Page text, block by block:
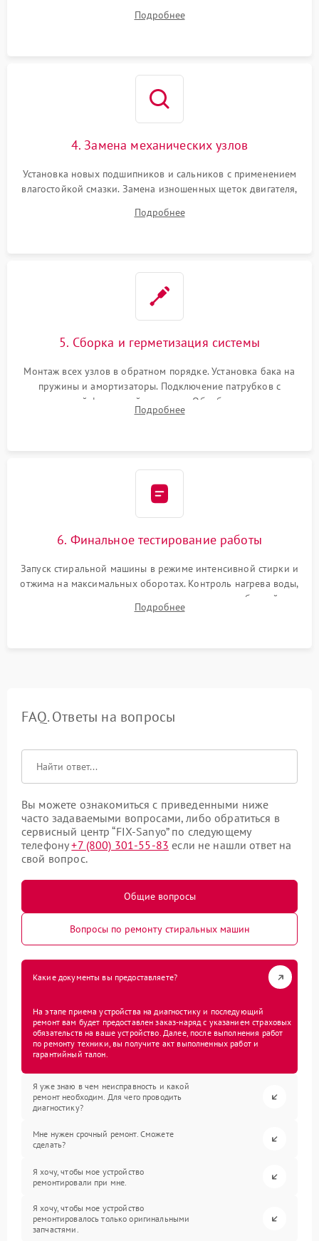
Восстановление целостности проводки и контактов.
Подробнее
4. Замена механических узлов
Установка новых подшипников и сальников с применением
влагостойкой смазки. Замена изношенных щеток двигателя,
или поврежденной резиновой манжеты.
Подробнее
5. Сборка и герметизация системы
Монтаж всех узлов в обратном порядке. Установка бака на
пружины и амортизаторы. Подключение патрубков с
надежной фиксацией хомутами. Обработка стыков
герметиком для предотвращения возможных протечек воды.
Подробнее
6. Финальное тестирование работы
Запуск стиральной машины в режиме интенсивной стирки и
отжима на максимальных оборотах. Контроль нагрева воды,
корректности слива, отсутствия излишних вибраций,
посторонних стуков и протечек под корпусом.
Подробнее
FAQ. Ответы на вопросы
Вы можете ознакомиться с приведенными ниже
часто задаваемыми вопросами, либо обратиться в
сервисный центр “FIX-Sanyo” по следующему
телефону+7 (800) 301-55-83 если не нашли ответ на
свой вопрос.
Общие вопросы
Вопросы по ремонту стиральных машин
Какие документы вы предоставляете?
На этапе приема устройства на диагностику и последующий
ремонт вам будет предоставлен заказ-наряд с указанием страховых
обязательств на ваше устройство. Далее, после выполнения работ
по ремонту техники, вы получите акт выполненных работ и
гарантийный талон.
Я уже знаю в чем неисправность и какой
ремонт необходим. Для чего проводить
диагностику?
Мне нужен срочный ремонт. Сможете
сделать?
Я хочу, чтобы мое устройство
ремонтировали при мне.
Я хочу, чтобы мое устройство
ремонтировалось только оригинальными
запчастями.